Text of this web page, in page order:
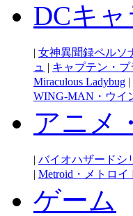
DCキ
| 女神異聞録ペルソ
ュ | キャプテン・プ
Miraculous Ladybug |
WING-MAN・ウイ
アニメ
| バイオハザードシ
| Metroid・メトロイ
ゲーム